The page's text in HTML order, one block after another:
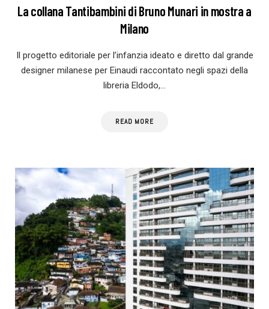
La collana Tantibambini di Bruno Munari in mostra a
Milano
Il progetto editoriale per l’infanzia ideato e diretto dal grande
designer milanese per Einaudi raccontato negli spazi della
libreria Eldodo,…
READ MORE